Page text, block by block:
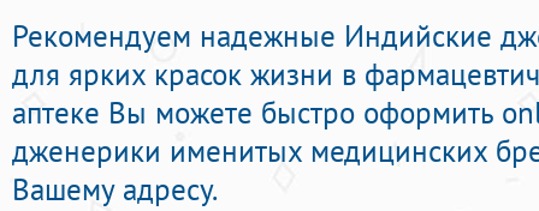
Рекомендуем надежные Индийские
для ярких красок жизни в
аптеке Вы можете быстро оформить
дженерики именитых медицинских
Вашему адресу.